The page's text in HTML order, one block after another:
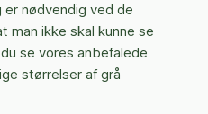
nødvendig ved de
man ikke skal kunne se
se vores anbefalede
størrelser af grå